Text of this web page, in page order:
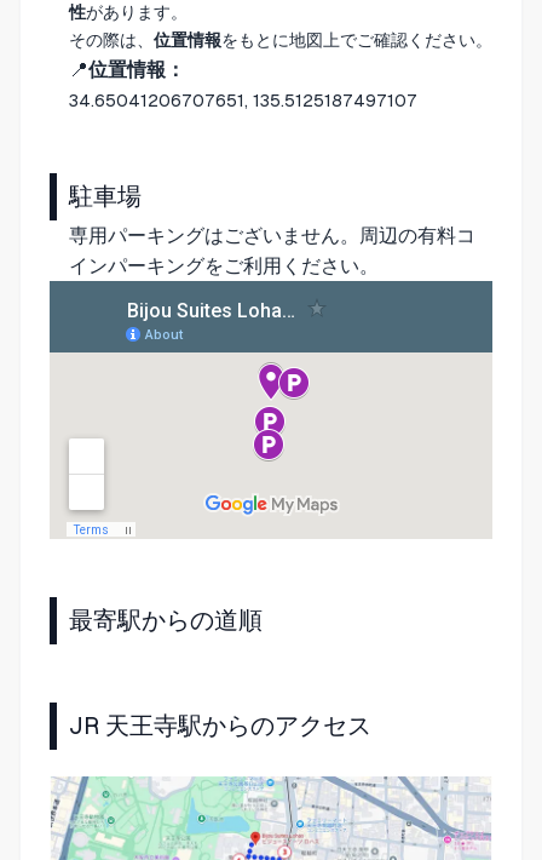
性があります。
その際は、 位置情報をもとに地図上でご確認ください。
📍位置情報：
34.65041206707651, 135.5125187497107
駐車場
専用パーキングはございません。周辺の有料コ
インパーキングをご利用ください。
最寄駅からの道順
JR 天王寺駅からのアクセス